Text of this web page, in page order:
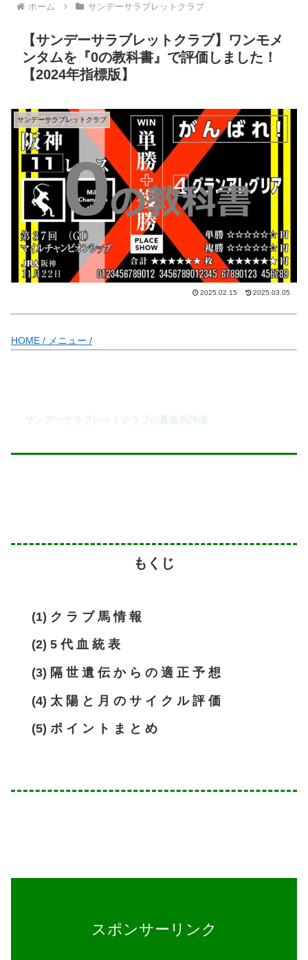
ホーム サンデーサラブレットクラブ
【サンデーサラブレットクラブ】ワンモメ
ンタムを『0の教科書』で評価しました！
【2024年指標版】
サンデーサラブレットクラブ
2025.02.15 2025.03.05
HOME / メニュー /
サンデーサラブレットクラブの募集馬評価
もくじ
(1) ク ラ ブ 馬 情 報
(2) 5 代 血 統 表
(3) 隔 世 遺 伝 か ら の 適 正 予 想
(4) 太 陽 と 月 の サ イ ク ル 評 価
(5) ポ イ ン ト ま と め
スポンサーリンク